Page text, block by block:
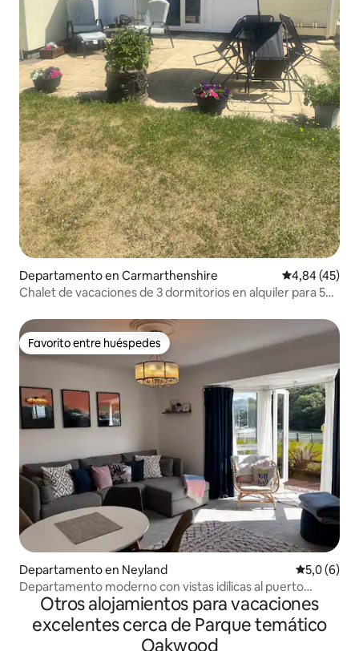
Departamento en Carmarthenshire Calificación
4,84 (45)
Chalet de vacaciones de 3 dormitorios en alquiler para 5
Favorito entre huéspedes
Favorito entre huéspedes
Departamento en Neyland
5,0 (6)
Departamento moderno con vistas idílicas al puerto
deportivo
Otros alojamientos para vacaciones
excelentes cerca de Parque temático
Oakwood